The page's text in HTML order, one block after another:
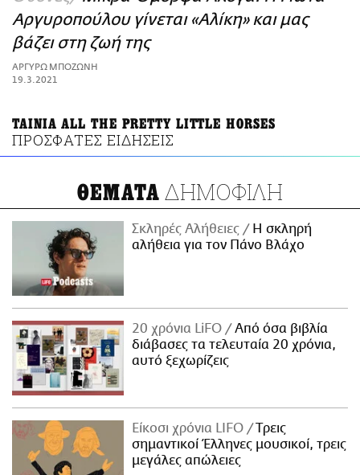
ΑΜΠΑ
PRINT
Αργυροπούλου γίνεται «Αλίκη» και μας
βάζει στη ζωή της
ΑΡΓΥΡΩ ΜΠΟΖΩΝΗ
19.3.2021
ΤΑΙΝΙΑ ALL THE PRETTY LITTLE HORSES
ΠΡΟΣΦΑΤΕΣ ΕΙΔΗΣΕΙΣ
ΘΕΜΑΤΑ ΔΗΜΟΦΙΛΗ
Σκληρές Αλήθειες
H σκληρή
αλήθεια για τον Πάνο Βλάχο
20 χρόνια LiFO
Από όσα βιβλία
διάβασες τα τελευταία 20 χρόνια,
αυτό ξεχωρίζεις
Είκοσι χρόνια LIFO
Tρεις
σημαντικοί Έλληνες μουσικοί, τρεις
μεγάλες απώλειες